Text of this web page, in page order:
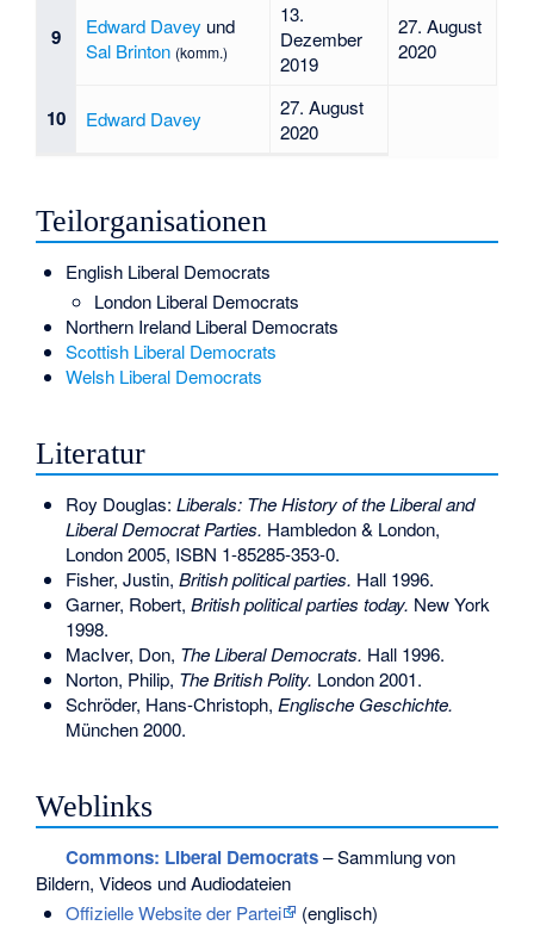
9 Edward Davey und
Sal Brinton (komm.)
13.
Dezember
2019
27. August
2020
10 Edward Davey
27. August
2020
Teilorganisationen
English Liberal Democrats
London Liberal Democrats
Northern Ireland Liberal Democrats
Scottish Liberal Democrats
Welsh Liberal Democrats
Literatur
Roy Douglas: Liberals: The History of the Liberal and
Liberal Democrat Parties. Hambledon & London,
London 2005, ISBN 1-85285-353-0.
Fisher, Justin, British political parties. Hall 1996.
Garner, Robert, British political parties today. New York
1998.
MacIver, Don, The Liberal Democrats. Hall 1996.
Norton, Philip, The British Polity. London 2001.
Schröder, Hans-Christoph, Englische Geschichte.
München 2000.
Weblinks
Commons: Liberal Democrats– Sammlung von
Bildern, Videos und Audiodateien
Offizielle Website der Partei
(englisch)